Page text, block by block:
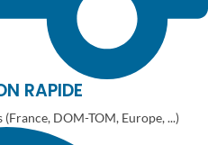
RAPIDE
DOM-TOM, Europe, ...)